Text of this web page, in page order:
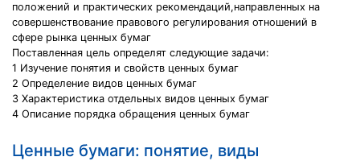
положений и практических рекомендаций,направленных на
совершенствование правового регулирования отношений в
сфере рынка ценных бумаг
Поставленная цель определят следующие задачи:
1 Изучение понятия и свойств ценных бумаг
2 Определение видов ценных бумаг
3 Характеристика отдельных видов ценных бумаг
4 Описание порядка обращения ценных бумаг
Ценные бумаги: понятие, виды